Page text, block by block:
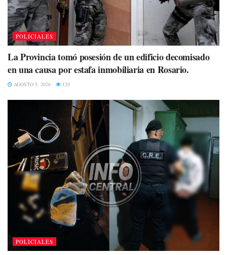
POLICIALES
La Provincia tomó posesión de un edificio decomisado
en una causa por estafa inmobiliaria en Rosario.
AGOSTO 5, 2026 120
POLICIALES